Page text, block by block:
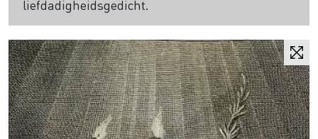
liefdadigheidsgedicht.